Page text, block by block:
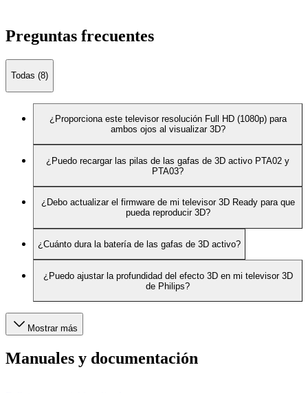
Preguntas frecuentes
Todas (8)
¿Proporciona este televisor resolución Full HD (1080p) para
ambos ojos al visualizar 3D?
¿Puedo recargar las pilas de las gafas de 3D activo PTA02 y
PTA03?
¿Debo actualizar el firmware de mi televisor 3D Ready para que
pueda reproducir 3D?
¿Cuánto dura la batería de las gafas de 3D activo?
¿Puedo ajustar la profundidad del efecto 3D en mi televisor 3D
de Philips?
Mostrar más
Manuales y documentación